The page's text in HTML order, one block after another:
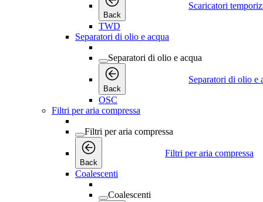
Back
Scaricatori
TWD
Separatori di olio e acqua
Separatori di olio e acqua
Back
Separatori di olio e
OSC
Filtri per aria compressa
Filtri per aria compressa
Back
Filtri per aria compressa
Coalescenti
Coalescenti